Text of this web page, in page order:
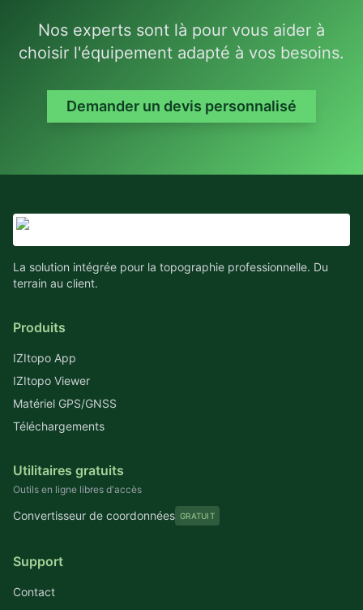
Nos experts sont là pour vous aider à
choisir l'équipement adapté à vos besoins.
Demander un devis personnalisé
La solution intégrée pour la topographie professionnelle. Du
terrain au client.
Produits
IZItopo App
IZItopo Viewer
Matériel GPS/GNSS
Téléchargements
Utilitaires gratuits
Outils en ligne libres d'accès
Convertisseur de coordonnées GRATUIT
Support
Contact